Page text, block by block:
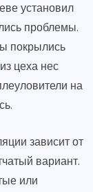
установил
проблемы.
покрылись
цеха нес
на
зависит от
вариант.
или